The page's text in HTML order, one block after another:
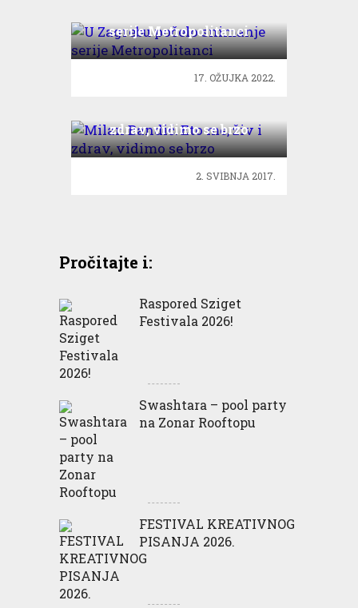
serije Metropolitanci
17. OŽUJKA 2022.
zdrav, vidimo se brzo
2. SVIBNJA 2017.
Pročitajte i:
Raspored Sziget
Festivala 2026!
Swashtara – pool party
na Zonar Rooftopu
FESTIVAL KREATIVNOG
PISANJA 2026.